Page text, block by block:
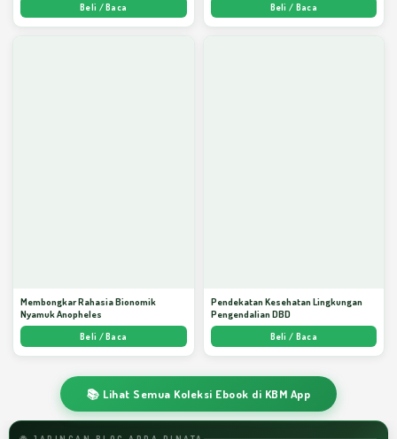
Beli / Baca Beli / Baca
Membongkar Rahasia Bionomik
Nyamuk Anopheles
Beli / Baca
Pendekatan Kesehatan Lingkungan
Pengendalian DBD
Beli / Baca
📚 Lihat Semua Koleksi Ebook di KBM App